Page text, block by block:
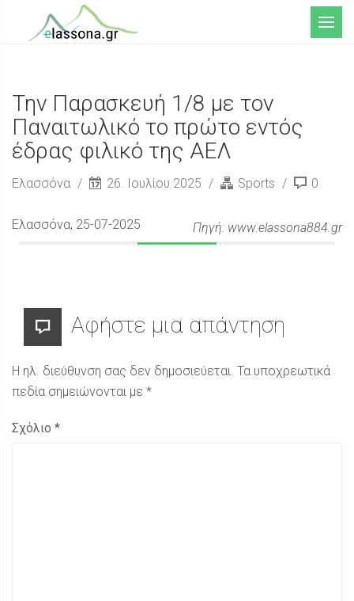
Μενού
Την Παρασκευή 1/8 με τον
Παναιτωλικό το πρώτο εντός
έδρας φιλικό της ΑΕΛ
Ελασσόνα 26. Ιουλίου 2025 Sports 0
Πηγή: www.elassona884.gr
Ελασσόνα, 25-07-2025
Αφήστε μια απάντηση
Η ηλ. διεύθυνση σας δεν δημοσιεύεται. Τα υποχρεωτικά
πεδία σημειώνονται με *
Σχόλιο *